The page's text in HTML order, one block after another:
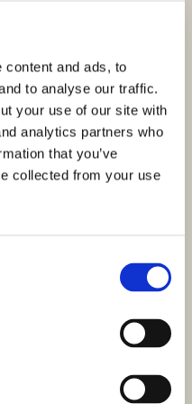
content and ads, to
to analyse our traffic.
your use of our site with
analytics partners who
that you’ve
collected from your use